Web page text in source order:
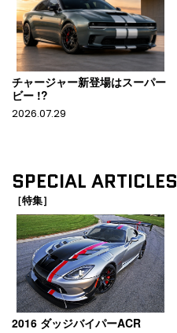
チャージャー新登場はスーパー
ビー !?
2026.07.29
SPECIAL ARTICLES
［特集］
2016 ダッジバイパーACR